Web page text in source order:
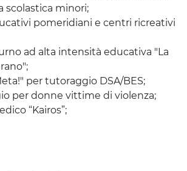
scolastica minori;
pomeridiani e centri ricreativi
ad alta intensità educativa "La
per tutoraggio DSA/BES;
per donne vittime di violenza;
“Kairos”;